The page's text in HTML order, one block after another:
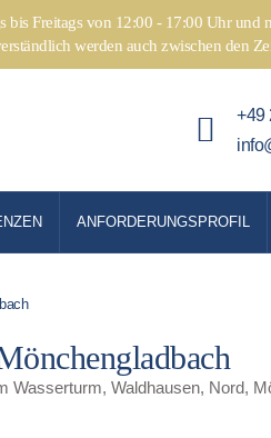
Freitags von 12:00 - 17:00 Uhr
werden auch zwischen den
+49
ANFORDERUNGSPROFIL
Waldhausen, Nord,